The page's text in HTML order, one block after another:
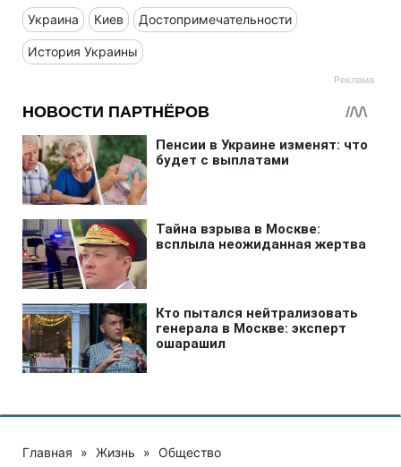
Украина Киев Достопримечательности
История Украины
Главная » Жизнь » Общество